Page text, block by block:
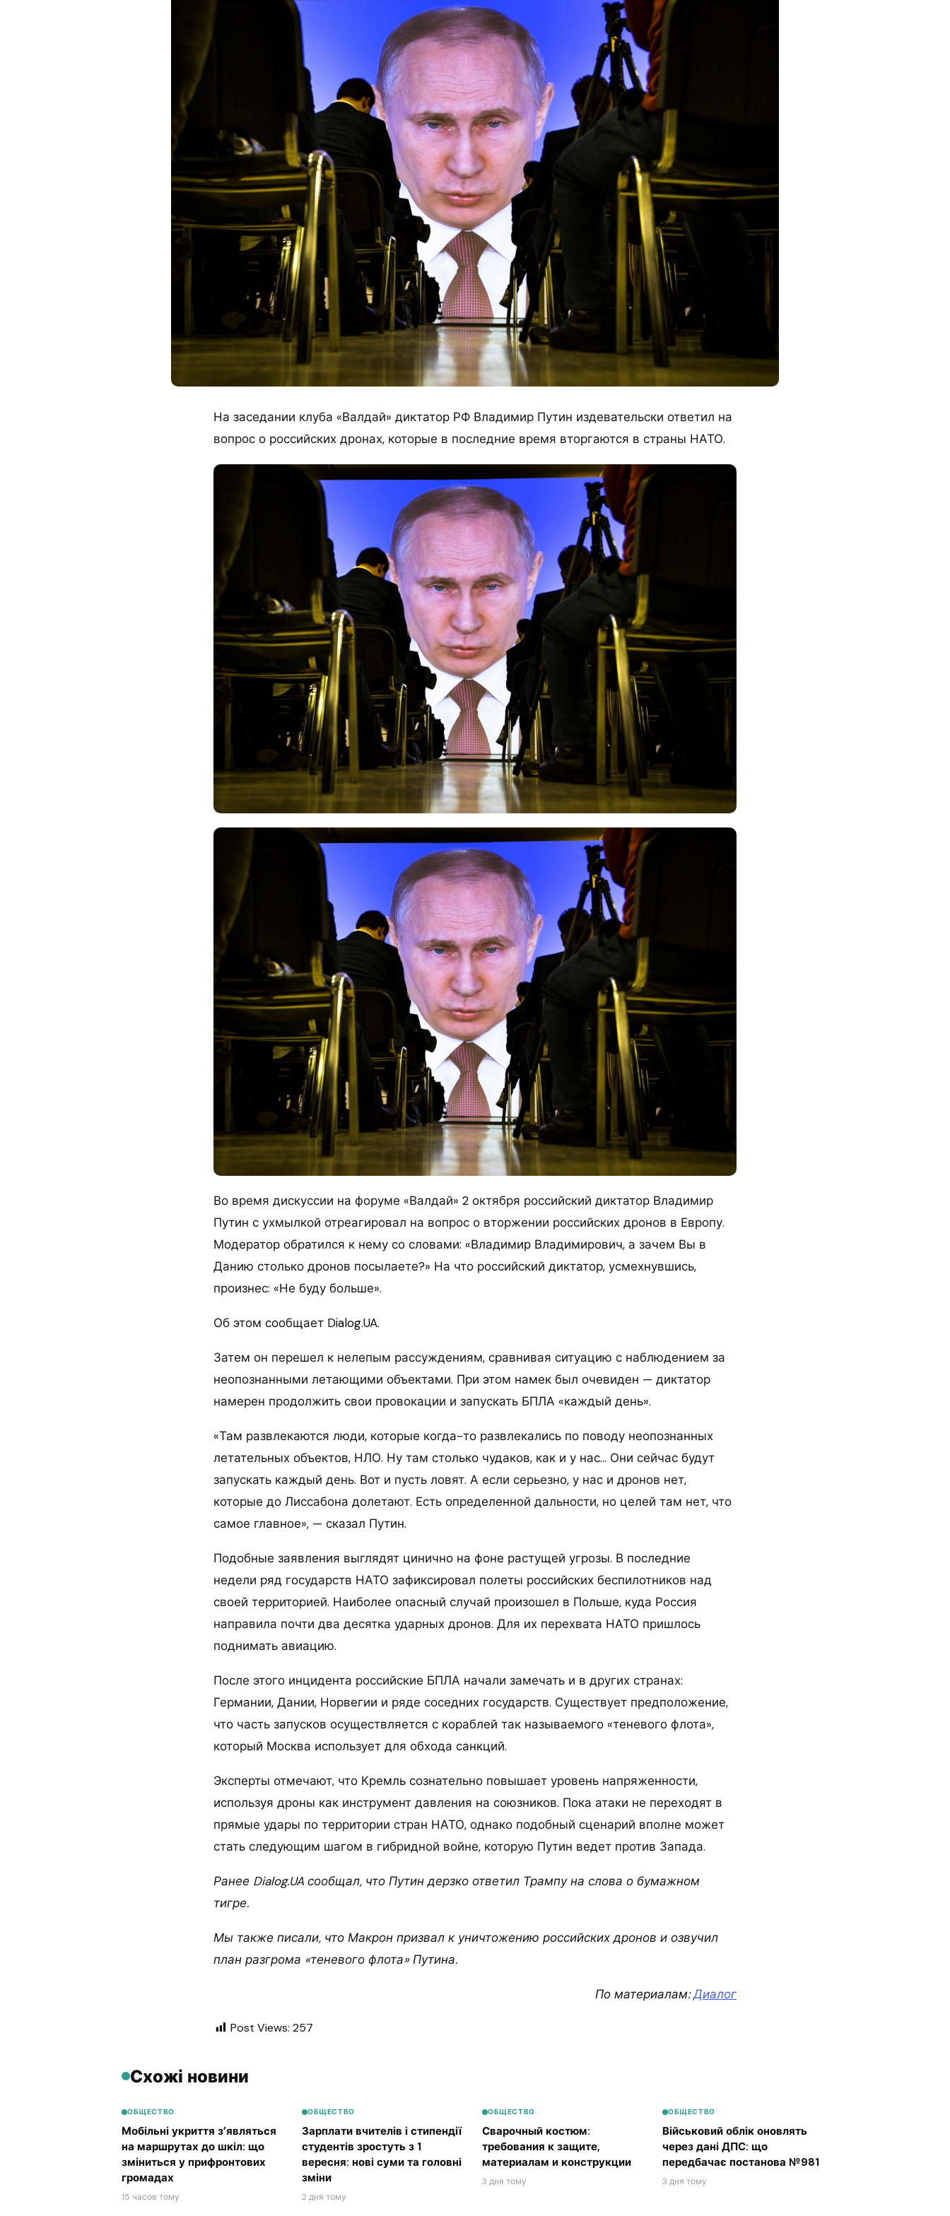
На заседании клуба «Валдай» диктатор РФ Владимир Путин издевательски ответил на
вопрос о российских дронах, которые в последние время вторгаются в страны НАТО.
Во время дискуссии на форуме «Валдай» 2 октября российский диктатор Владимир
Путин с ухмылкой отреагировал на вопрос о вторжении российских дронов в Европу.
Модератор обратился к нему со словами: «Владимир Владимирович, а зачем Вы в
Данию столько дронов посылаете?» На что российский диктатор, усмехнувшись,
произнес: «Не буду больше».
Об этом сообщает Dialog.UA.
Затем он перешел к нелепым рассуждениям, сравнивая ситуацию с наблюдением за
неопознанными летающими объектами. При этом намек был очевиден — диктатор
намерен продолжить свои провокации и запускать БПЛА «каждый день».
«Там развлекаются люди, которые когда-то развлекались по поводу неопознанных
летательных объектов, НЛО. Ну там столько чудаков, как и у нас… Они сейчас будут
запускать каждый день. Вот и пусть ловят. А если серьезно, у нас и дронов нет,
которые до Лиссабона долетают. Есть определенной дальности, но целей там нет, что
самое главное», — сказал Путин.
Подобные заявления выглядят цинично на фоне растущей угрозы. В последние
недели ряд государств НАТО зафиксировал полеты российских беспилотников над
своей территорией. Наиболее опасный случай произошел в Польше, куда Россия
направила почти два десятка ударных дронов. Для их перехвата НАТО пришлось
поднимать авиацию.
После этого инцидента российские БПЛА начали замечать и в других странах:
Германии, Дании, Норвегии и ряде соседних государств. Существует предположение,
что часть запусков осуществляется с кораблей так называемого «теневого флота»,
который Москва использует для обхода санкций.
Эксперты отмечают, что Кремль сознательно повышает уровень напряженности,
используя дроны как инструмент давления на союзников. Пока атаки не переходят в
прямые удары по территории стран НАТО, однако подобный сценарий вполне может
стать следующим шагом в гибридной войне, которую Путин ведет против Запада.
Ранее Dialog.UA сообщал, что Путин дерзко ответил Трампу на слова о бумажном
тигре.
Мы также писали, что Макрон призвал к уничтожению российских дронов и озвучил
план разгрома «теневого флота» Путина.
По материалам:Диалог
Post Views: 257
Схожі новини
ОБЩЕСТВО
Мобільні укриття з’являться
на маршрутах до шкіл: що
зміниться у прифронтових
громадах
15 часов тому
ОБЩЕСТВО
Зарплати вчителів і стипендії
студентів зростуть з 1
вересня: нові суми та головні
зміни
2 дня тому
ОБЩЕСТВО
Сварочный костюм:
требования к защите,
материалам и конструкции
3 дня тому
ОБЩЕСТВО
Військовий облік оновлять
через дані ДПС: що
передбачає постанова №981
3 дня тому